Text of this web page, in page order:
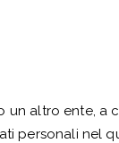
un altro ente,
personali nel